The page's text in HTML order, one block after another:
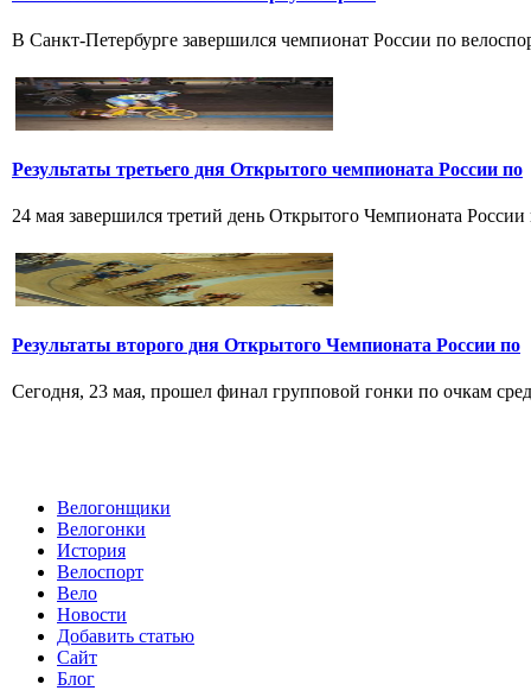
В Санкт-Петербурге завершился чемпионат России по
Результаты третьего дня Открытого чемпионата России по
24 мая завершился третий день Открытого Чемпионата
Результаты второго дня Открытого Чемпионата России по
Сегодня, 23 мая, прошел финал групповой гонки по очкам
Велогонщики
Велогонки
История
Велоспорт
Вело
Новости
Добавить статью
Сайт
Блог